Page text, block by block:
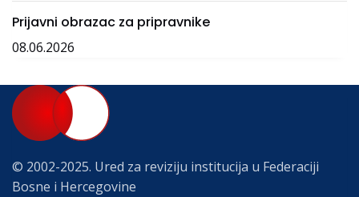
Prijavni obrazac za pripravnike
08.06.2026
© 2002-2025. Ured za reviziju institucija u Federaciji
Bosne i Hercegovine